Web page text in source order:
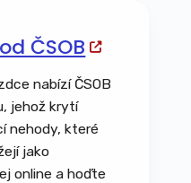
ČSOB
nabízí ČSOB
jehož krytí
nehody, které
jako
online a hoďte